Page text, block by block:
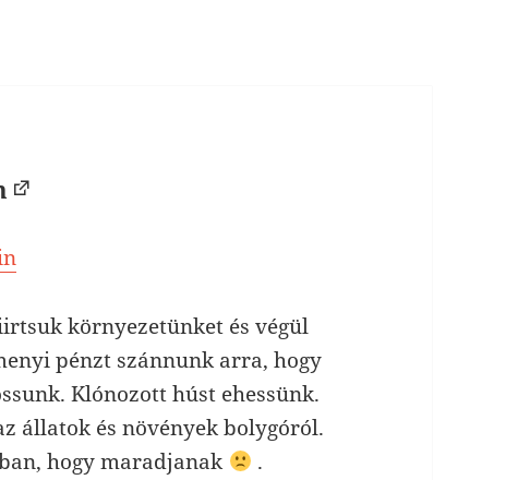
környezetünket és végül
pénzt szánnunk arra, hogy
Klónozott húst ehessünk.
állatok és növények bolygóról.
hogy maradjanak
.